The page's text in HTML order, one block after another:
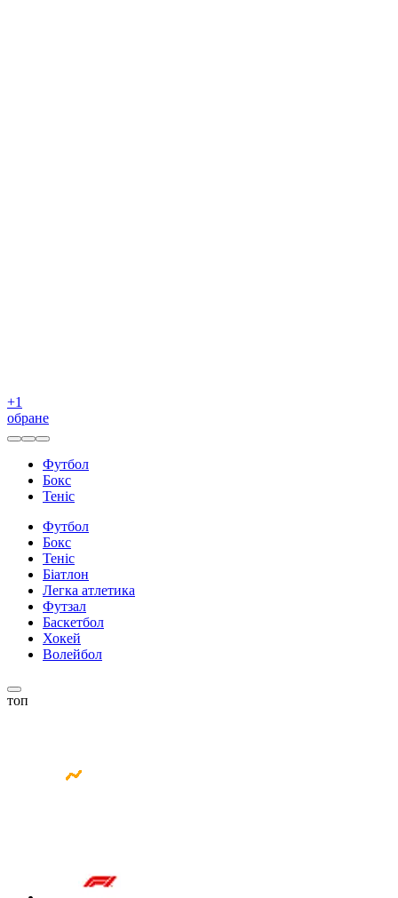
+1
обране
Футбол
Бокс
Теніс
Футбол
Бокс
Теніс
Біатлон
Легка атлетика
Футзал
Баскетбол
Хокей
Волейбол
топ